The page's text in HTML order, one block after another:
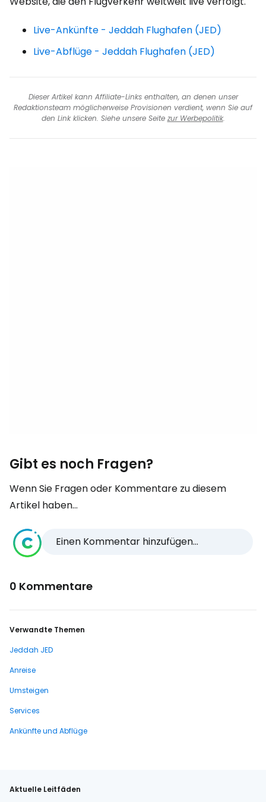
Live-Ankünfte - Jeddah Flughafen (JED)
Live-Abflüge - Jeddah Flughafen (JED)
Dieser Artikel kann Affiliate-Links enthalten, an denen unser
Redaktionsteam möglicherweise Provisionen verdient, wenn Sie auf
den Link klicken. Siehe unsere Seite zur Werbepolitik.
Gibt es noch Fragen?
Wenn Sie Fragen oder Kommentare zu diesem
Artikel haben...
Einen Kommentar hinzufügen...
0 Kommentare
Verwandte Themen
Jeddah JED
Anreise
Umsteigen
Services
Ankünfte und Abflüge
Aktuelle Leitfäden